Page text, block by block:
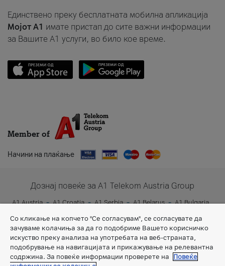
Единствено преку бесплатната мобилна апликација
Мојот A1 имате пристап до сите важни информации
за Вашите A1 услуги, во било кое време.
Member of
Начини на плаќање
Дознај повеќе за A1 Telekom Austria Group
A1 Austria A1 Croatia A1 Serbia A1 Belarus
A1 Bulgaria
Со кликање на копчето "Се согласувам", се согласувате да
зачуваме колачиња за да го подобриме Вашето корисничко
искуство преку анализа на употребата на веб-страната,
подобрување на навигацијата и прикажување на релевантна
содржина. За повеќе информации проверете на
Повеќе